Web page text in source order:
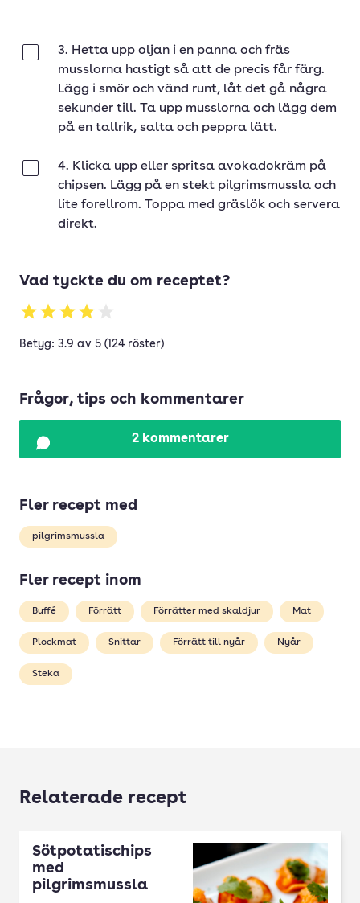
3. Hetta upp oljan i en panna och fräs
musslorna hastigt så att de precis får färg.
Lägg i smör och vänd runt, låt det gå några
sekunder till. Ta upp musslorna och lägg dem
på en tallrik, salta och peppra lätt.
4. Klicka upp eller spritsa avokadokräm på
chipsen. Lägg på en stekt pilgrimsmussla och
lite forellrom. Toppa med gräslök och servera
direkt.
Vad tyckte du om receptet?
Betyg: 3.9 av 5 (124 röster)
Frågor, tips och kommentarer
2 kommentarer
Fler recept med
pilgrimsmussla
Fler recept inom
Buffé Förrätt Förrätter med skaldjur Mat
Plockmat Snittar Förrätt till nyår Nyår
Steka
Relaterade recept
Sötpotatischips
med
pilgrimsmussla